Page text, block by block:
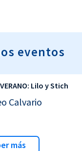
eventos
VERANO: Lilo y Stich
Calvario
más